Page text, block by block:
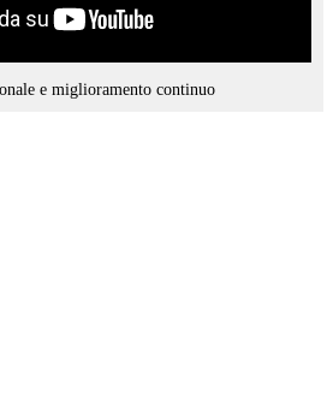
e miglioramento continuo